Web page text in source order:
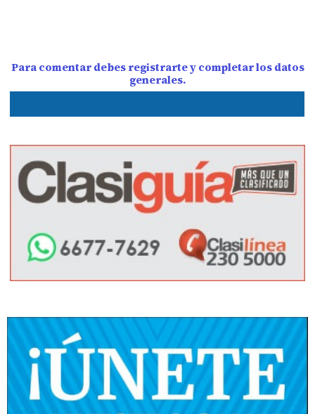
Para comentar debes registrarte y completar los datos
generales.